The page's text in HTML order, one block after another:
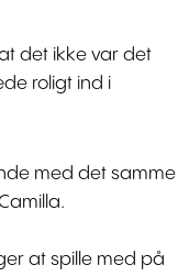
det ikke var det
roligt ind i
med det samme
at spille med på